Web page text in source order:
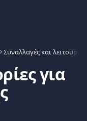
Συναλλαγές και
για